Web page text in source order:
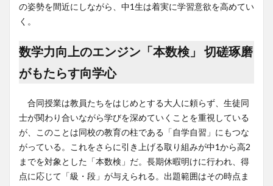
の姿勢を間近にしながら、中1生は着実に学習意欲を高めてい
く。
数学力向上のエンジン「本数検」 切磋琢磨
がもたらす向学心
合同授業は教員たちをはじめとする大人に頼らず、生徒同
士が関わり合いながら学びを深めていくことを重視している
が、このことは同校の教育の柱である「自学自習」にもつな
がっている。これをさらに引き上げる取り組みが中1から高2
までを対象とした「本数検」だ。長期休暇明けに行われ、得
点に応じて「級・段」が与えられる。出題範囲はその時点ま